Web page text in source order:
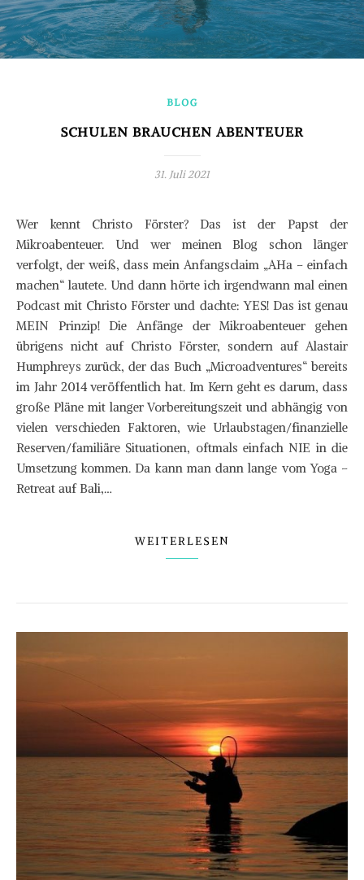
BLOG
SCHULEN BRAUCHEN ABENTEUER
31. Juli 2021
Wer kennt Christo Förster? Das ist der Papst der
Mikroabenteuer. Und wer meinen Blog schon länger
verfolgt, der weiß, dass mein Anfangsclaim „AHa – einfach
machen“ lautete. Und dann hörte ich irgendwann mal einen
Podcast mit Christo Förster und dachte: YES! Das ist genau
MEIN Prinzip! Die Anfänge der Mikroabenteuer gehen
übrigens nicht auf Christo Förster, sondern auf Alastair
Humphreys zurück, der das Buch „Microadventures“ bereits
im Jahr 2014 veröffentlich hat. Im Kern geht es darum, dass
große Pläne mit langer Vorbereitungszeit und abhängig von
vielen verschieden Faktoren, wie Urlaubstagen/finanzielle
Reserven/familiäre Situationen, oftmals einfach NIE in die
Umsetzung kommen. Da kann man dann lange vom Yoga –
Retreat auf Bali,…
WEITERLESEN